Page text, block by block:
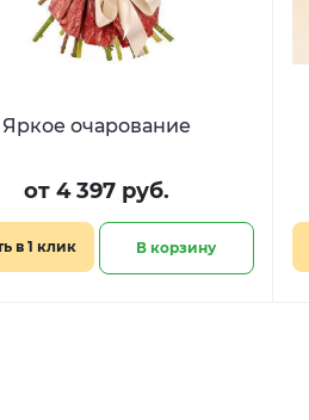
Яркое очарование
от 4 397 руб.
в 1 клик В корзину